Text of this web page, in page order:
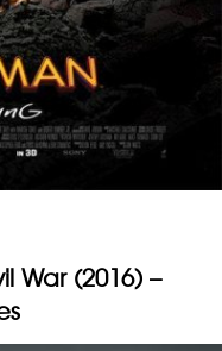
War (2016) –